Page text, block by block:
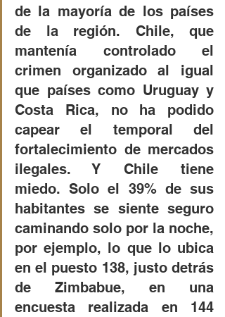
de la mayoría de los países
de la región. Chile, que
mantenía controlado el
crimen organizado al igual
que países como Uruguay y
Costa Rica, no ha podido
capear el temporal del
fortalecimiento de mercados
ilegales. Y Chile tiene
miedo. Solo el 39% de sus
habitantes se siente seguro
caminando solo por la noche,
por ejemplo, lo que lo ubica
en el puesto 138, justo detrás
de Zimbabue, en una
encuesta realizada en 144